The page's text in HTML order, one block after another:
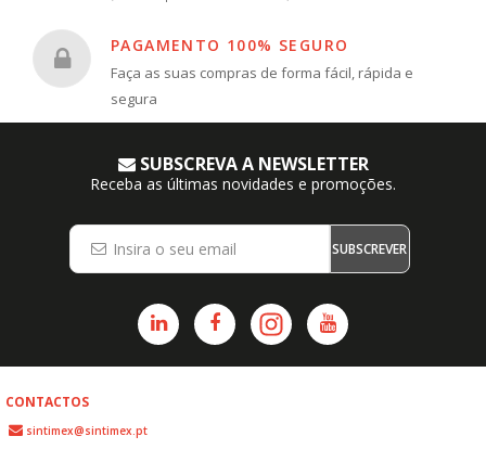
PAGAMENTO 100% SEGURO
Faça as suas compras de forma fácil, rápida e
segura
SUBSCREVA A NEWSLETTER
Receba as últimas novidades e promoções.
SUBSCREVER
CONTACTOS
sintimex@sintimex.pt